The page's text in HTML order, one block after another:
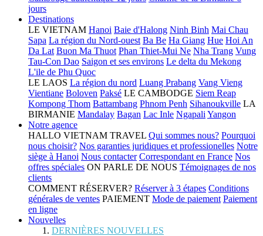
jours
Destinations
LE VIETNAM Hanoi Baie d'Halong Ninh Binh Mai Chau
Sapa La région du Nord-ouest Ba Be Ha Giang Hue Hoi An
Da Lat Buon Ma Thuot Phan Thiet-Mui Ne Nha Trang Vung
Tau-Con Dao Saigon et ses environs Le delta du Mekong
L'ile de Phu Quoc
LE LAOS La région du nord Luang Prabang Vang Vieng
Vientiane Boloven Paksé LE CAMBODGE Siem Reap
Kompong Thom Battambang Phnom Penh Sihanoukville LA
BIRMANIE Mandalay Bagan Lac Inle Ngapali Yangon
Notre agence
HALLO VIETNAM TRAVEL Qui sommes nous? Pourquoi
nous choisir? Nos garanties juridiques et professionelles Notre
siège à Hanoi Nous contacter Correspondant en France Nos
offres spéciales ON PARLE DE NOUS Témoignages de nos
clients
COMMENT RÉSERVER? Réserver à 3 étapes Conditions
générales de ventes PAIEMENT Mode de paiement Paiement
en ligne
Nouvelles
DERNIÈRES NOUVELLES